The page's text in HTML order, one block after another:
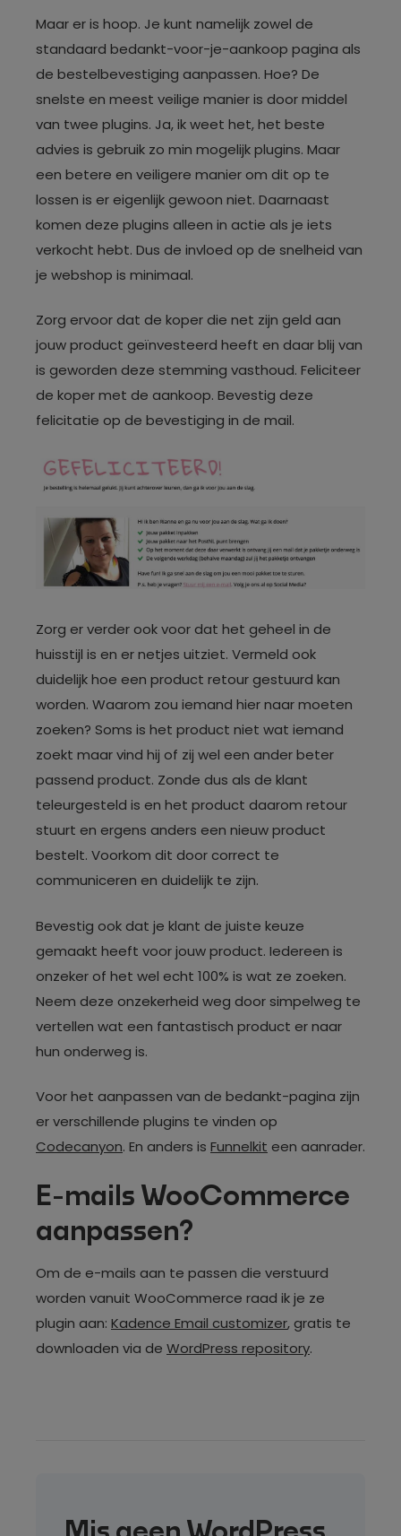
Maar er is hoop. Je kunt namelijk zowel de
standaard bedankt-voor-je-aankoop pagina als
de bestelbevestiging aanpassen. Hoe? De
snelste en meest veilige manier is door middel
van twee plugins. Ja, ik weet het, het beste
advies is gebruik zo min mogelijk plugins. Maar
een betere en veiligere manier om dit op te
lossen is er eigenlijk gewoon niet. Daarnaast
komen deze plugins alleen in actie als je iets
verkocht hebt. Dus de invloed op de snelheid van
je webshop is minimaal.
Zorg ervoor dat de koper die net zijn geld aan
jouw product geïnvesteerd heeft en daar blij van
is geworden deze stemming vasthoud. Feliciteer
de koper met de aankoop. Bevestig deze
felicitatie op de bevestiging in de mail.
Zorg er verder ook voor dat het geheel in de
huisstijl is en er netjes uitziet. Vermeld ook
duidelijk hoe een product retour gestuurd kan
worden. Waarom zou iemand hier naar moeten
zoeken? Soms is het product niet wat iemand
zoekt maar vind hij of zij wel een ander beter
passend product. Zonde dus als de klant
teleurgesteld is en het product daarom retour
stuurt en ergens anders een nieuw product
bestelt. Voorkom dit door correct te
communiceren en duidelijk te zijn.
Bevestig ook dat je klant de juiste keuze
gemaakt heeft voor jouw product. Iedereen is
onzeker of het wel echt 100% is wat ze zoeken.
Neem deze onzekerheid weg door simpelweg te
vertellen wat een fantastisch product er naar
hun onderweg is.
Voor het aanpassen van de bedankt-pagina zijn
er verschillende plugins te vinden op
Codecanyon. En anders is Funnelkit een aanrader.
E-mails WooCommerce
aanpassen?
Om de e-mails aan te passen die verstuurd
worden vanuit WooCommerce raad ik je ze
plugin aan: Kadence Email customizer, gratis te
downloaden via de WordPress repository.